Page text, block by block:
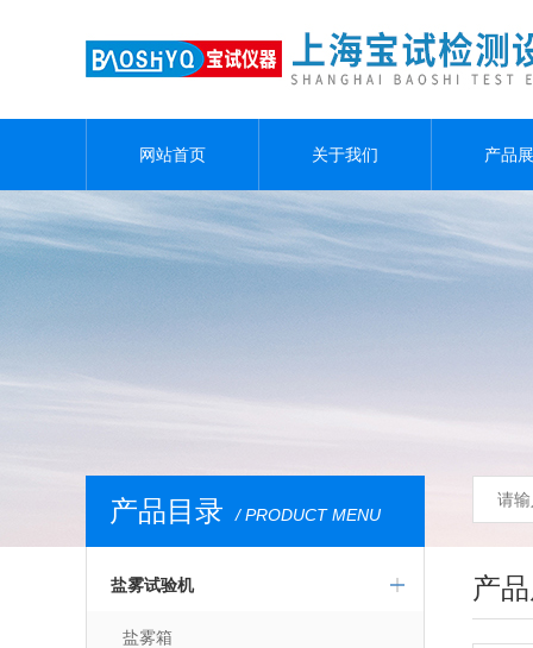
网站首页 关于我们 产品
产品目录 / PRODUCT MENU
盐雾试验机
盐雾箱
产